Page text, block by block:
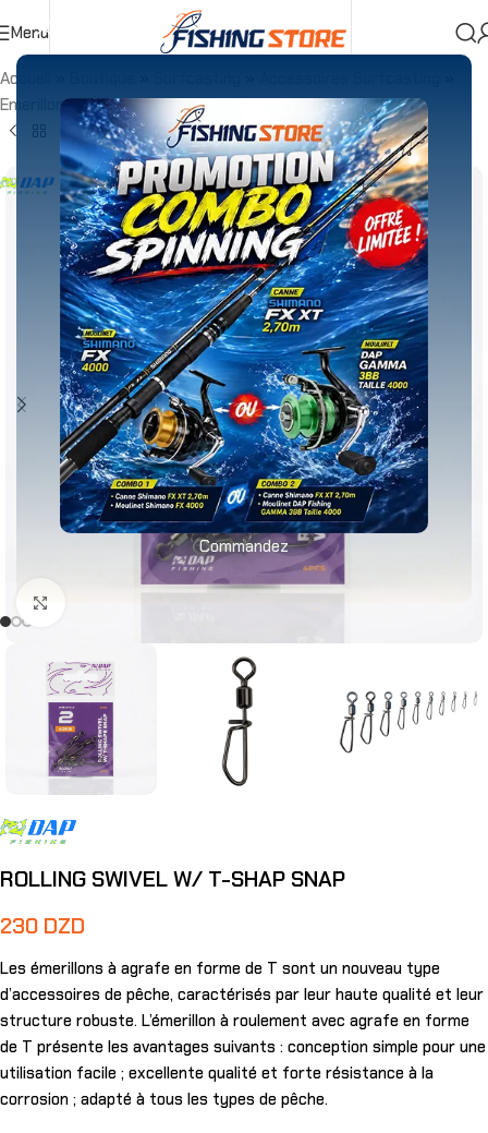
Commandez
Menu
Accueil
Emerillons»ROLLING SWIVEL W/ T-SHAP SNAP
Agrandir
ROLLING SWIVEL W/ T-SHAP SNAP
230 DZD
Les émerillons à agrafe en forme de T sont un nouveau type
d’accessoires de pêche, caractérisés par leur haute qualité et leur
structure robuste. L’émerillon à roulement avec agrafe en forme
de T présente les avantages suivants : conception simple pour une
utilisation facile ; excellente qualité et forte résistance à la
corrosion ; adapté à tous les types de pêche.